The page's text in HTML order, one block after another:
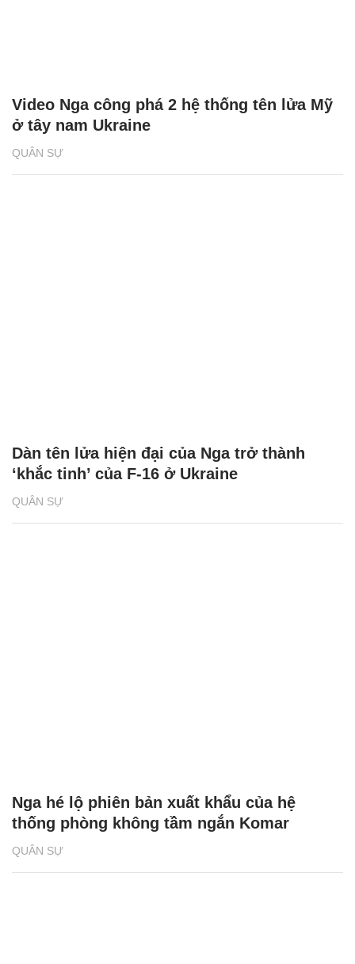
QUÂN SỰ
Video Nga công phá 2 hệ thống tên lửa Mỹ
ở tây nam Ukraine
QUÂN SỰ
Dàn tên lửa hiện đại của Nga trở thành
‘khắc tinh’ của F-16 ở Ukraine
QUÂN SỰ
Nga hé lộ phiên bản xuất khẩu của hệ
thống phòng không tầm ngắn Komar